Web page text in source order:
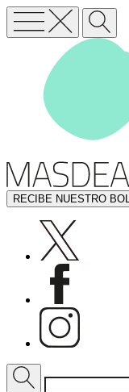
RECIBE